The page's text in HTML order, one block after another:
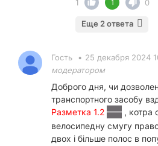
1
1 0
Еще 2 ответа
Гость • 25 декабря 2024
модератором
Доброго дня, чи
транспортного засобу
Разметка 1.2
, котра
велосипедну смугу
двох і більше полос в